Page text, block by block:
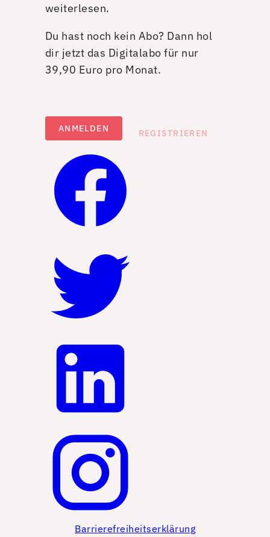
weiterlesen.
Du hast noch kein Abo? Dann hol
dir jetzt das Digitalabo für nur
39,90 Euro pro Monat.
ANMELDEN REGISTRIEREN
Barrierefreiheitserklärung